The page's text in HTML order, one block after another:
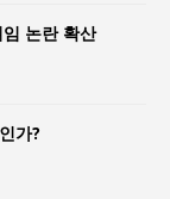
논란 확산
가?